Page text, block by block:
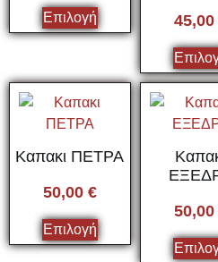
Επιλογή
45,00
Καπακι ΠΕΤΡΑ
50,00 €
Επιλογή
50,00